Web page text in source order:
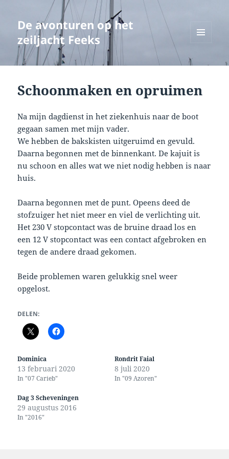
De avonturen op het
zeiljacht Feeks
WIDGETS
Schoonmaken en opruimen
Na mijn dagdienst in het ziekenhuis naar de boot
gegaan samen met mijn vader.
We hebben de bakskisten uitgeruimd en gevuld.
Daarna begonnen met de binnenkant. De kajuit is
nu schoon en alles wat we niet nodig hebben is naar
huis.
Daarna begonnen met de punt. Opeens deed de
stofzuiger het niet meer en viel de verlichting uit.
Het 230 V stopcontact was de bruine draad los en
een 12 V stopcontact was een contact afgebroken en
tegen de andere draad gekomen.
Beide problemen waren gelukkig snel weer
opgelost.
DELEN:
Dominica
13 februari 2020
In "07 Carieb"
Rondrit Faial
8 juli 2020
In "09 Azoren"
Dag 3 Scheveningen
29 augustus 2016
In "2016"